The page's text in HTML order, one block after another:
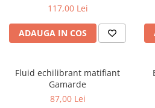
117,00 Lei
ADAUGA IN COS
Fluid echilibrant matifiant
Gamarde
87,00 Lei